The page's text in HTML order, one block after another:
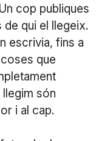
cop publiques
de qui el llegeix.
escrivia, fins a
que
són
i al cap.